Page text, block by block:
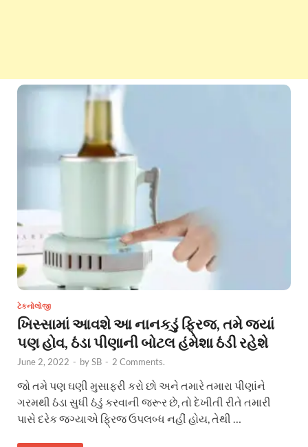
ટેકનોલોજી
ખિસ્સામાં આવશે આ નાનકડું ફ્રિજ, તમે જ્યાં
પણ હોવ, ઠંડા પીણાની બોટલ હંમેશા ઠંડી રહેશે
June 2, 2022 - bySB - 2 Comments.
જો તમે પણ ઘણી મુસાફરી કરો છો અને તમારે તમારા પીણાંને
ગરમથી ઠંડા સુધી ઠંડું કરવાની જરૂર છે, તો દેખીતી રીતે તમારી
પાસે દરેક જગ્યાએ ફ્રિજ ઉપલબ્ધ નહીં હોય, તેથી …